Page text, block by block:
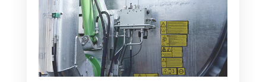
FAN SHOP
Polski
Brochure downladen